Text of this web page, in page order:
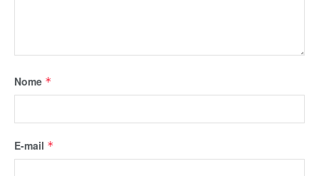
Nome *
E-mail *